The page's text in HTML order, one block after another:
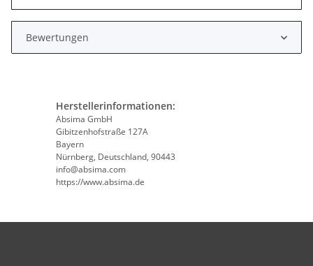
Bewertungen
Herstellerinformationen:
Absima GmbH
Gibitzenhofstraße 127A
Bayern
Nürnberg, Deutschland, 90443
info@absima.com
https://www.absima.de